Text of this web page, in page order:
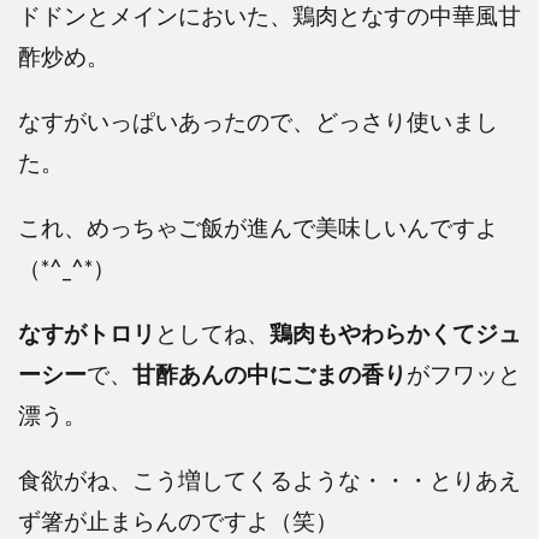
ドドンとメインにおいた、鶏肉となすの中華風甘
酢炒め。
なすがいっぱいあったので、どっさり使いまし
た。
これ、めっちゃご飯が進んで美味しいんですよ
（*^_^*）
なすがトロリ としてね、 鶏肉もやわらかくてジュ
ーシーで、 甘酢あんの中にごまの香り がフワッと
漂う。
食欲がね、こう増してくるような・・・とりあえ
ず箸が止まらんのですよ（笑）